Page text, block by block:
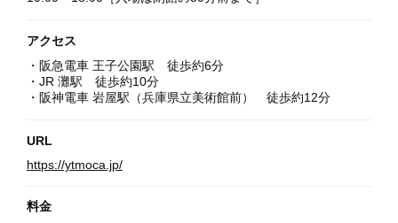
アクセス
・阪急電車 王子公園駅 徒歩約6分
・JR 灘駅 徒歩約10分
・阪神電車 岩屋駅（兵庫県立美術館前） 徒歩約12分
URL
https://ytmoca.jp/
料金